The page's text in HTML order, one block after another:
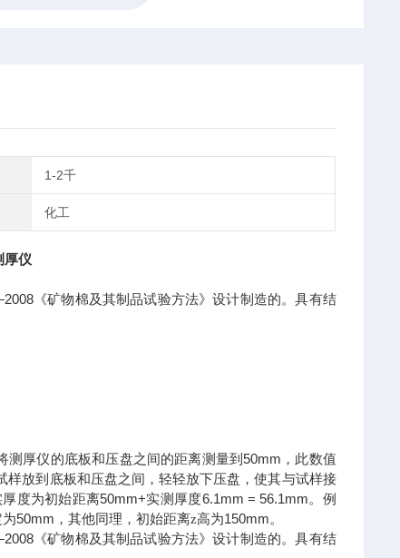
1-2千
化工
厚仪
《矿物棉及其制品试验方法》设计制造的。具有结
测厚仪的底板和压盘之间的距离测量到50mm ，此数值
放到底板和压盘之间，轻轻放下压盘，使其与试样接
厚度为初始距离50mm+实测厚度6.1mm = 56.1mm。 例
为50mm ，其他同理，初始距离z高为150mm。
《矿物棉及其制品试验方法》设计制造的。具有结